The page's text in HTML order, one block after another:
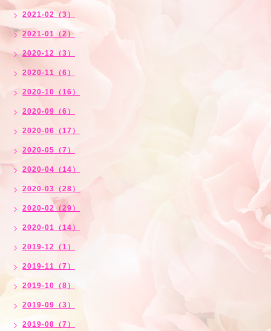
2021-02（3）
2021-01（2）
2020-12（3）
2020-11（6）
2020-10（16）
2020-09（6）
2020-06（17）
2020-05（7）
2020-04（14）
2020-03（28）
2020-02（29）
2020-01（14）
2019-12（1）
2019-11（7）
2019-10（8）
2019-09（3）
2019-08（7）